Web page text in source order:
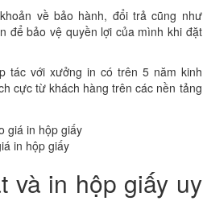
về bảo hành, đổi trả cũng như
để bảo vệ quyền lợi của mình khi đặt
tác với xưởng in có trên 5 năm kinh
cực từ khách hàng trên các nền tảng
in hộp giấy
và in hộp giấy uy